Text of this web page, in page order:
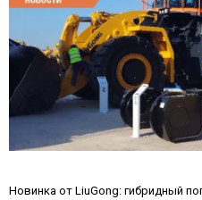
Новинка от LiuGong: гибридный